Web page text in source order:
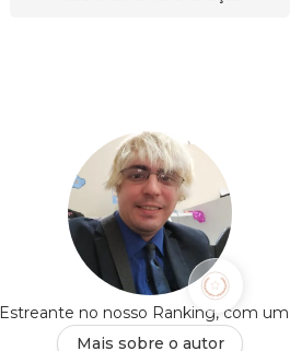
no nosso Ranking, com
Mais sobre o autor